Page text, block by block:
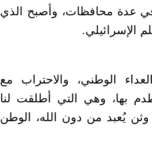
في عدة محافظات، وأصبح الذي
الإسرائيلي.
الوطني، والاحتراب مع
بها، وهي التي أطلقت لنا
يُعبد من دون الله، الوطن